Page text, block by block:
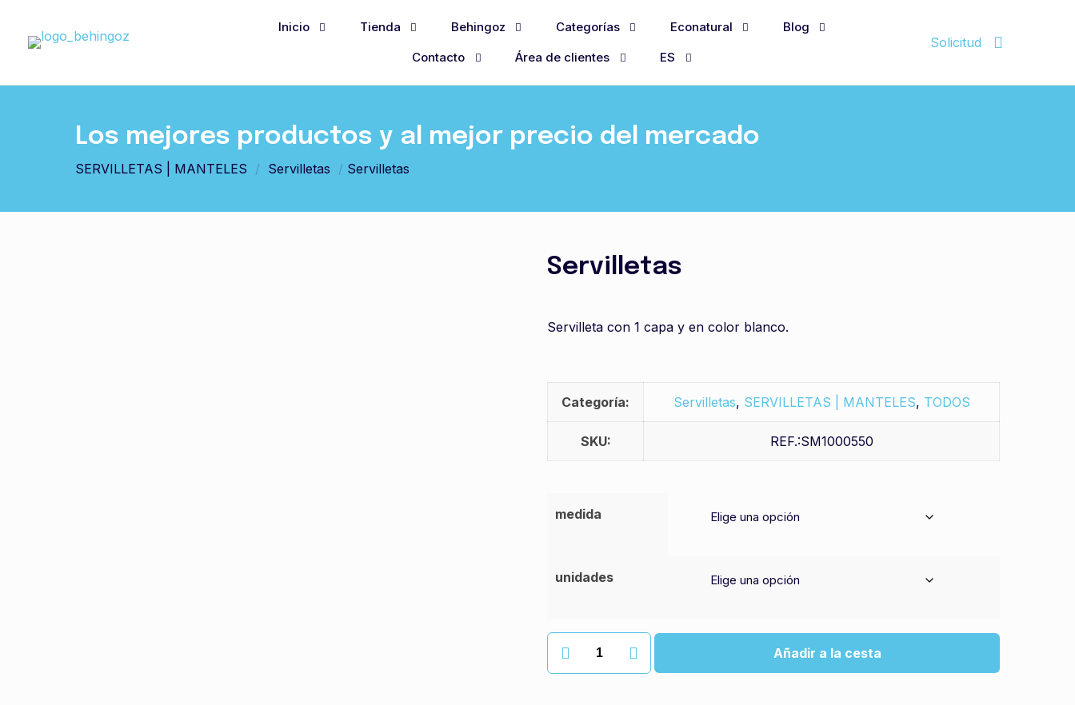
Inicio Tienda Behingoz Categorías Econatural
Blog
Contacto
Área de clientes ES
Solicitud
Los mejores productos y al mejor precio del mercado
SERVILLETAS | MANTELES / Servilletas / Servilletas
Servilletas
Servilleta con 1 capa y en color blanco.
Categoría: Servilletas, SERVILLETAS | MANTELES, TODOS
SKU: REF.:SM1000550
medida
unidades
Añadir a la cesta